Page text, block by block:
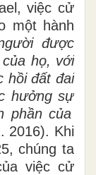
việc cử
một hành
được
họ, với
hồi đất đai
hưởngsự
phần của
2016). Khi
chúng ta
việc cử